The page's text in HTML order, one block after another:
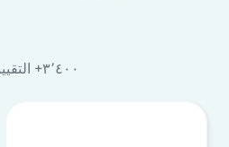
٣٬٤٠٠+ التقييمات